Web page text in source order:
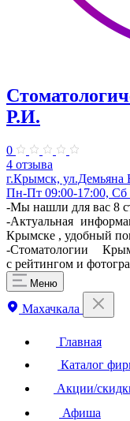
Р.И.
0
4 отзыва
г.Крымск, ул.Демьяна
Пн-Пт 09:00-17:00, Сб
-Мы нашли для вас 8
-Актуальная
Крымске , удобный
-Стоматологии
с рейтингом и
Меню
Махачкала
Главная
Каталог
Акции/
Афиша